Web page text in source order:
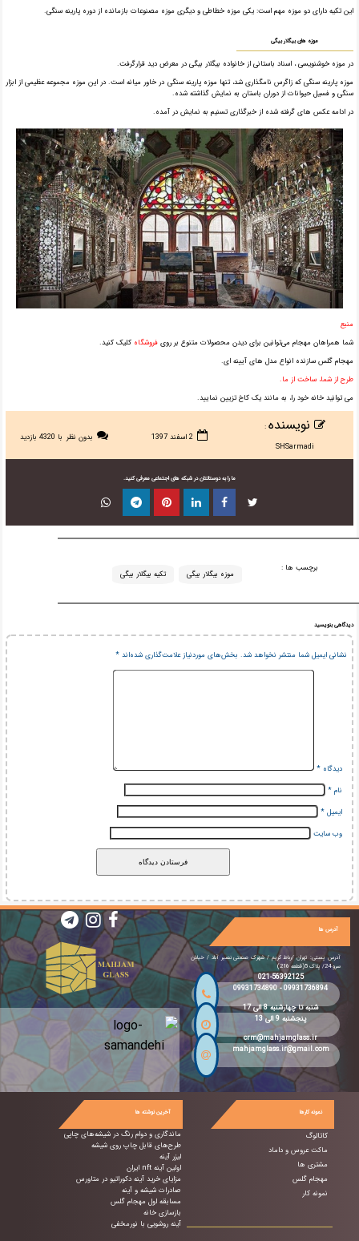
این تکیه دارای دو موزه مهم است: یکی موزه خطاطی و دیگری موزه مصنوعات بازمانده از دوره پارینه سنگی.
موزه های بیگلار بیگی
در موزه خوشنویسی ، اسناد باستانی از خانواده بیگلار بیگی در معرض دید قرارگرفت.
موزه پارینه سنگی که زاگرس نامگذاری شد، تنها موزه پارینه سنگی در خاور میانه است. در این موزه مجموعه عظیمی از ابزار
سنگی و فسیل حیوانات از دوران باستان به نمایش گذاشته شده.
در ادامه عکس های گرفته شده از خبرگذاری تسنیم به نمایش در آمده.
منبع
شما همراهان مهجام می‌توانین برای دیدن محصولات متنوع بر رویفروشگاه کلیک کنید.
مهجام گلس سازنده انواع مدل های آیینه ای.
طرح از شما، ساخت از ما.
می توانید خانه خود را، به مانند یک کاخ تزیین نمایید.
نویسنده:
SHSarmadi
2 اسفند 1397 بدون نظر با 4320 بازدید
ما را به دوستانتان در شبکه های اجتماعی معرفی کنید.
برچسب ها :
تکیه بیگلار بیگی موزه بیگلار بیگی
دیدگاهی بنویسید
نشانی ایمیل شما منتشر نخواهد شد. بخش‌های موردنیاز علامت‌گذاری شده‌اند*
دیدگاه*
نام*
ایمیل*
وب‌ سایت
آخرین نوشته ها
ماندگاری و دوام رنگ در شیشه‌های چاپی
طرح‌های قابل چاپ روی شیشه
لیزر آینه
اولین آینه nft ایران
مزایای خرید آینه دکوراتیو در متاورس
صادرات شیشه و آینه
مسابقه اول مهجام گلس
بازسازی خانه
آینه روشویی با نورمخفی
نمونه کارها
کاتالوگ
ماکت عروس و داماد
مشتری ها
مهجام گلس
نمونه کار
آدرس ها
آدرس پستی: تهران /رباط کریم / شهرک صنعتی نصیر آباد / خیابان
سرو 24/ پلاک 5(قطعه 216)
021-56392125
09931736894
-
09931734890
شنبه تا چهارشنبه 8 الی 17
پنجشنبه 9 الی 13
crm@mahjamglass.ir
mahjamglass.ir@gmail.com